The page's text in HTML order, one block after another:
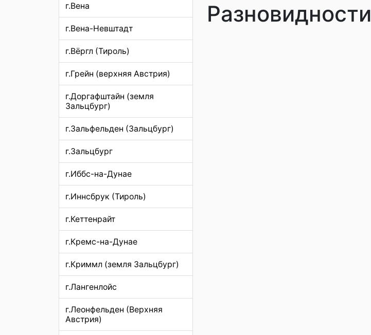
г.Вена
г.Вена-Невштадт
г.Вёргл (Тироль)
г.Грейн (верхняя Австрия)
г.Доргафштайн (земля
Зальцбург)
г.Зальфельден (Зальцбург)
г.Зальцбург
г.Иббс-на-Дунае
г.Иннсбрук (Тироль)
г.Кеттенрайт
г.Кремс-на-Дунае
г.Криммл (земля Зальцбург)
г.Лангенлойс
г.Леонфельден (Верхняя
Австрия)
Разновидности